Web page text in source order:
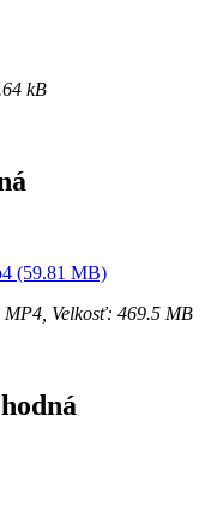
kB
(59.81 MB)
MP4, Velkosť: 469.5 MB